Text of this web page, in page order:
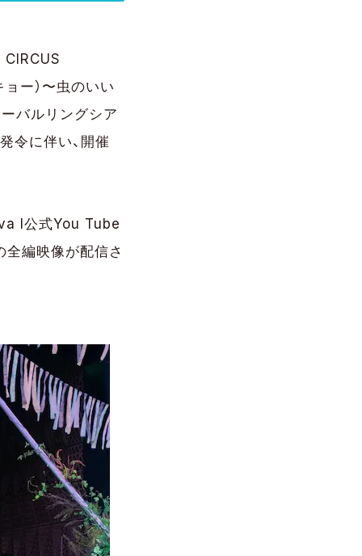
CIRCUS
ー）〜虫のいい
ーバルリングシア
令に伴い、開催
l公式You Tube
全編映像が配信さ